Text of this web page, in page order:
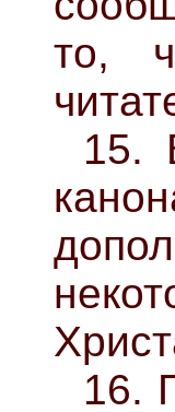
то,
15.
16.